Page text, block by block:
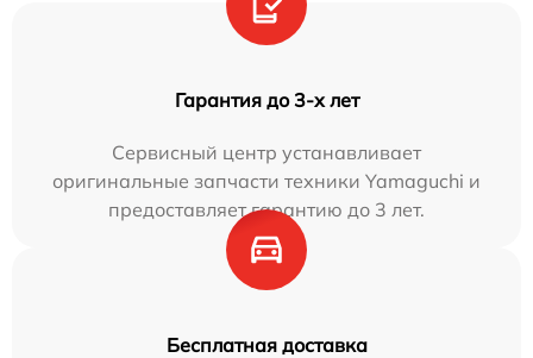
Гарантия до 3-х лет
Сервисный центр устанавливает
оригинальные запчасти техники Yamaguchi и
предоставляет гарантию до 3 лет.
Бесплатная доставка